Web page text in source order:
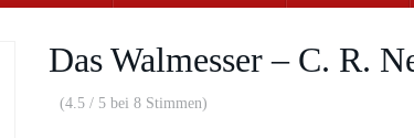
Das Walmesser – C. R.
(4.5 / 5 bei 8 Stimmen)